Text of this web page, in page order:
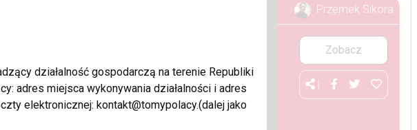
działalność gospodarczą na terenie Republiki
adres miejsca wykonywania działalności i adres
elektronicznej: kontakt@tomypolacy.(dalej jako
Przemek Sikora
Kombinezon z OLAVOGI rozmiar : S M VIP Fashion 24 kontakt WhatsApp +49 1715844106
Zobacz
|